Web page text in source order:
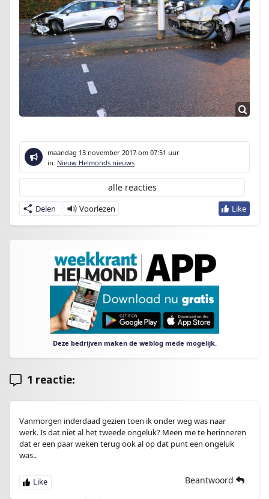
maandag 13 november 2017 om 07:51 uur
in: Nieuw Helmonds nieuws
Delen
alle reacties
Deze bedrijven maken de weblog mede mogelijk.
1 reactie:
Vanmorgen inderdaad gezien toen ik onder weg was naar
werk. Is dat niet al het tweede ongeluk? Meen me te herinneren
dat er een paar weken terug ook al op dat punt een ongeluk
was..
Beantwoord